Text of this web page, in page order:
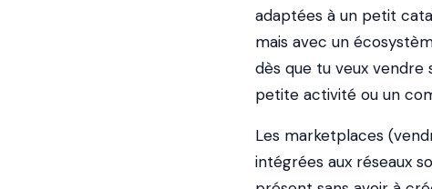
adaptées à un petit
mais avec un
dès que tu veux
petite activité ou un
Les marketplaces
intégrées aux réseaux